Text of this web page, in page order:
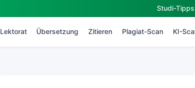
Studi-Tipps
Lektorat Übersetzung Zitieren Plagiat-Scan KI-